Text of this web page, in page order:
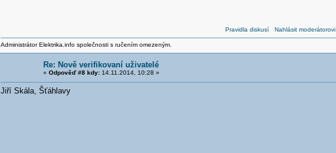
Pravidla diskusí Nahlásit moderátorovi
Administrátor Elektrika.info společnosti s ručením omezeným.
Re: Nově verifikovaní uživatelé
« Odpověď #8 kdy:14.11.2014, 10:28 »
Jiří Skála, Šťáhlavy